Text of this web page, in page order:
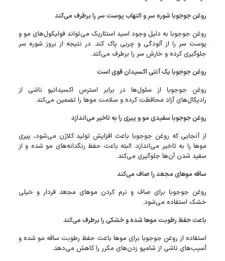
روغن جوجوبا شوره سر و التهاب پوست سر را برطرف می‌کند
روغن جوجوبا به دلیل وجود اسید استئاریک می‌تواند فولیکول‌های مو و
پوست سر را از آلودگی و چربی پاک کند. در نتیجه از بروز شوره سر
جلوگیری کرده و خارش سر را برطرف می‌کند.
روغن جوجوبا یک آنتی اکسیدان قوی است
روغن جوجوبا از سلول‌ها در برابر استرس اکسیداتیو ناشی از
رادیکال‌های آزاد محافظت کرده و سلامت مو‌ها را تضمین می‌کند.
روغن جوجوبا سفیدی مو‌ و پیری را به تاخیر می‌اندازد
از آنجایی که روغن جوجوبا باعث افزایش تولید کلاژن می‌شود، پیری
مو‌ها را به تاخیر می‌اندازد. البته باعث حفظ رنگدانه‌های مو شده و از
سفید شدن آن‌ها جلوگیری می‌کند.
ساقه مو‌های مجعد را صاف می‌کند
روغن جوجوبا برای صاف و نرم کردن مو‌های مجعد فردار و خیلی
خشک استفاده می‌شود.
باعث حفظ رطوبت مو‌ها شده و خشکی را برطرف می‌کند
استفاده از روغن جوجوبا برای مو‌ها باعث حفظ رطوبت ساقه مو شده و
آسیب‌های ناشی از شامپو زدن‌های مکرر را کاهش می‌دهد.